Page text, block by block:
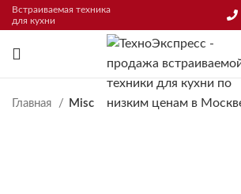
Встраиваемая техника
для кухни
Главная Misc